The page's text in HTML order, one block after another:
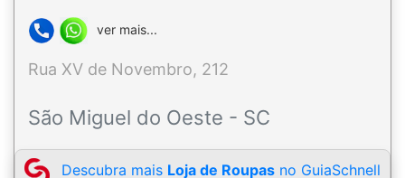
ver mais...
Rua XV de Novembro, 212
São Miguel do Oeste - SC
Descubra mais Loja de Roupas no GuiaSchnell